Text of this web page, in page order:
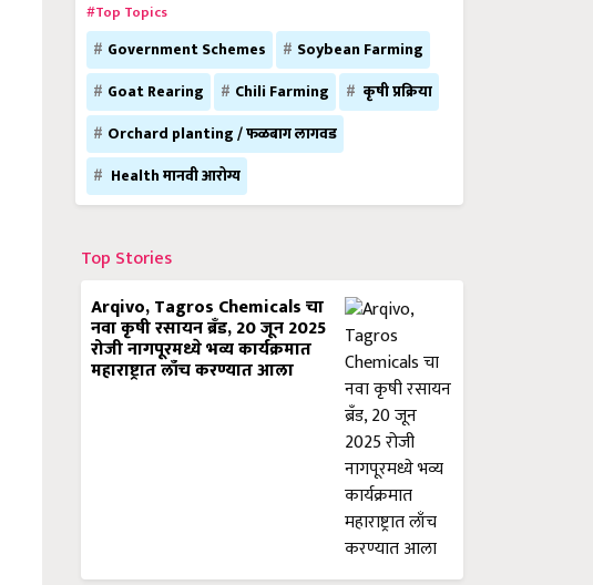
#Top Topics
Government Schemes
Soybean Farming
Goat Rearing
Chili Farming
कृषी प्रक्रिया
Orchard planting / फळबाग लागवड
Health मानवी आरोग्य
Top Stories
Arqivo, Tagros Chemicals चा
नवा कृषी रसायन ब्रँड, 20 जून 2025
रोजी नागपूरमध्ये भव्य कार्यक्रमात
महाराष्ट्रात लाँच करण्यात आला